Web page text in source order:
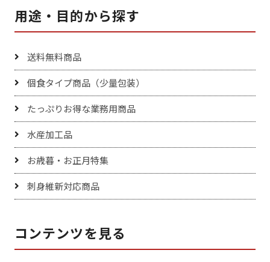
用途・目的から探す
送料無料商品
個食タイプ商品（少量包装）
たっぷりお得な業務用商品
水産加工品
お歳暮・お正月特集
刺身維新対応商品
コンテンツを見る